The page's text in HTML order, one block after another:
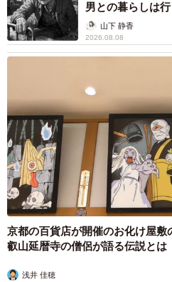
男との暮らしは
から】山下 静香
2026.08.08
京都の百貨店が開催のお化け屋
叡山延暦寺の僧侶が語る伝説とは
浅井 佳穂